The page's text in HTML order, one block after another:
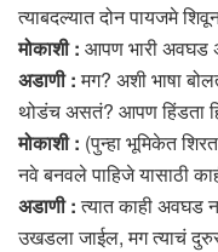
त्याबदल्यात दोन पायजमे
मोकाशी : आपण भारी अवघड
अडाणी :मग? अशी भाषा
थोडंच असतं? आपण हिंडता
मोकाशी : (पुन्हा भूमिकेत
नवे बनवले पाहिजे यासाठी
अडाणी :त्यात काही अवघड
उखडला जाईल, मग त्याचं